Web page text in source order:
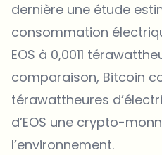
dernière une étude
consommation
EOS à 0,0011
comparaison, Bitcoin
térawattheures
d’EOS une crypto-
l’environnement.